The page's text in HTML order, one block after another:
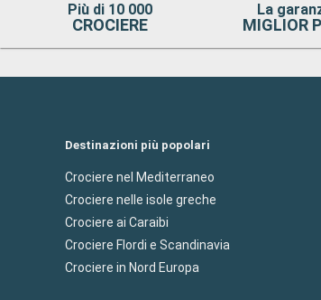
Più di 10 000
CROCIERE
La
MIGLIOR
Destinazioni più popolari
Crociere nel Mediterraneo
Crociere nelle isole greche
Crociere ai Caraibi
Crociere Flordi e Scandinavia
Crociere in Nord Europa